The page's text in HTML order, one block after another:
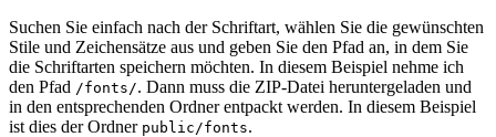
Suchen Sie einfach nach der Schriftart, wählen Sie die gewünschten
Stile und Zeichensätze aus und geben Sie den Pfad an, in dem Sie
die Schriftarten speichern möchten. In diesem Beispiel nehme ich
den Pfad /fonts/. Dann muss die ZIP-Datei heruntergeladen und
in den entsprechenden Ordner entpackt werden. In diesem Beispiel
ist dies der Ordner public/fonts.